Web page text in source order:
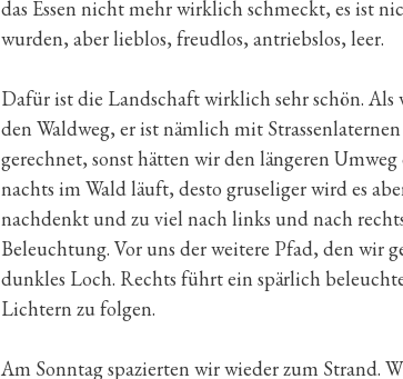
das Essen nicht mehr wirklich schmeckt, es ist
wurden, aber lieblos, freudlos, antriebslos, leer.
Dafür ist die Landschaft wirklich sehr schön.
den Waldweg, er ist nämlich mit
gerechnet, sonst hätten wir den längeren
nachts im Wald läuft, desto gruseliger wird es
nachdenkt und zu viel nach links und nach
Beleuchtung. Vor uns der weitere Pfad, den wir
dunkles Loch. Rechts führt ein spärlich
Lichtern zu folgen.
Am Sonntag spazierten wir wieder zum Strand.